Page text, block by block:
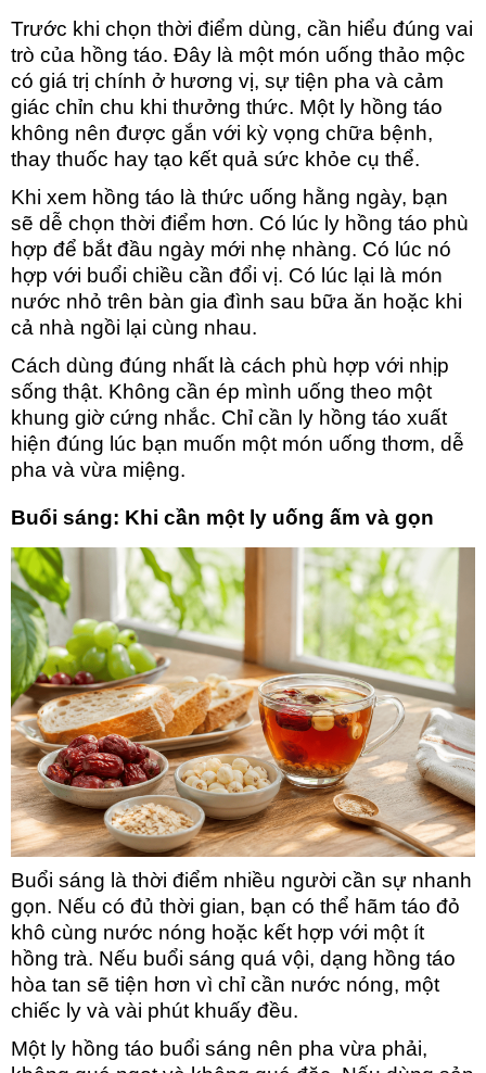
Trước khi chọn thời điểm dùng, cần hiểu đúng vai
trò của hồng táo. Đây là một món uống thảo mộc
có giá trị chính ở hương vị, sự tiện pha và cảm
giác chỉn chu khi thưởng thức. Một ly hồng táo
không nên được gắn với kỳ vọng chữa bệnh,
thay thuốc hay tạo kết quả sức khỏe cụ thể.
Khi xem hồng táo là thức uống hằng ngày, bạn
sẽ dễ chọn thời điểm hơn. Có lúc ly hồng táo phù
hợp để bắt đầu ngày mới nhẹ nhàng. Có lúc nó
hợp với buổi chiều cần đổi vị. Có lúc lại là món
nước nhỏ trên bàn gia đình sau bữa ăn hoặc khi
cả nhà ngồi lại cùng nhau.
Cách dùng đúng nhất là cách phù hợp với nhịp
sống thật. Không cần ép mình uống theo một
khung giờ cứng nhắc. Chỉ cần ly hồng táo xuất
hiện đúng lúc bạn muốn một món uống thơm, dễ
pha và vừa miệng.
Buổi sáng: Khi cần một ly uống ấm và gọn
Buổi sáng là thời điểm nhiều người cần sự nhanh
gọn. Nếu có đủ thời gian, bạn có thể hãm táo đỏ
khô cùng nước nóng hoặc kết hợp với một ít
hồng trà. Nếu buổi sáng quá vội, dạng hồng táo
hòa tan sẽ tiện hơn vì chỉ cần nước nóng, một
chiếc ly và vài phút khuấy đều.
Một ly hồng táo buổi sáng nên pha vừa phải,